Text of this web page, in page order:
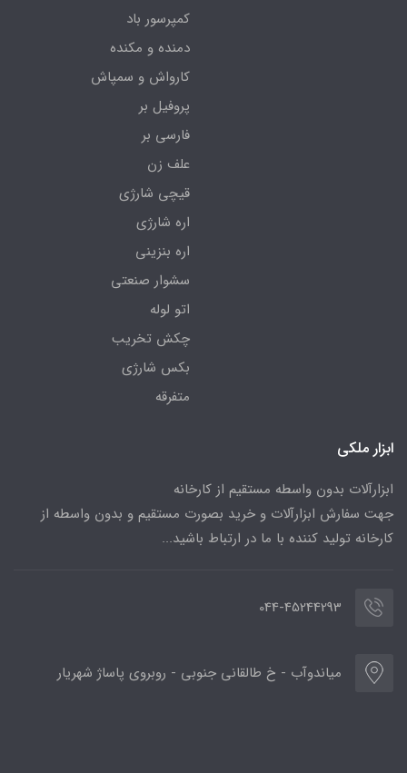
کمپرسور باد
دمنده و مکنده
کارواش و سمپاش
پروفیل بر
فارسی بر
علف زن
قیچی شارژی
اره شارژی
اره بنزینی
سشوار صنعتی
اتو لوله
چکش تخریب
بکس شارژی
متفرقه
ابزار ملکی
ابزارآلات بدون واسطه مستقیم از کارخانه
جهت سفارش ابزارآلات و خرید بصورت مستقیم و بدون واسطه از
کارخانه تولید کننده با ما در ارتباط باشید...
044-45244293
میاندوآب - خ طالقانی جنوبی - روبروی پاساژ شهریار